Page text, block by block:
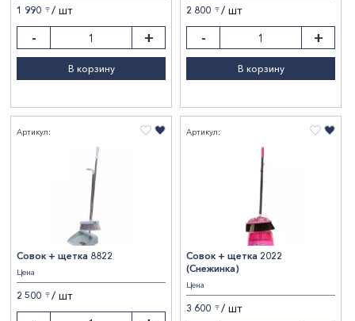
1 990 〒 / шт
- +
В корзину
2 800 〒 / шт
- +
В корзину
Артикул:
Совок + щетка 8822
Цена
2 500 〒 / шт
Артикул:
Совок + щетка 2022
(Снежинка)
Цена
3 600 〒 / шт